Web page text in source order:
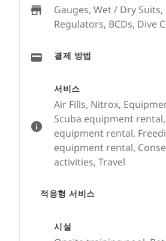
서비스
Air Fills, Nitrox,
Scuba equipment
equipment rental,
equipment rental,
activities, Travel
적응형 서비스
시설
Gauges, Wet / Dry Suits,
Regulators, BCDs, Dive
결제 방법